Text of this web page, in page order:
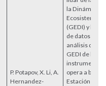
P. Potapov, X. Li, A.
Hernandez-
la Dinámica
Ecosistemas
(GEDI) y la
de datos
análisis de
GEDI de la
instrumento
opera a bordo
Estación